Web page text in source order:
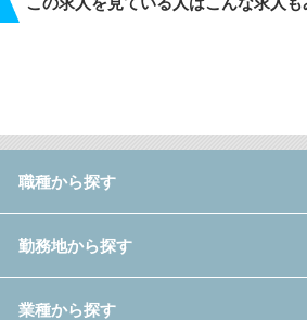
職種から探す
勤務地から探す
業種から探す